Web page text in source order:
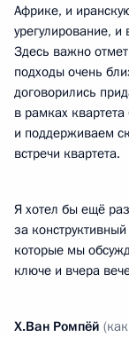
Африке, и
урегулирование,
Здесь важно
подходы очень
договорились
в рамках
и поддерживаем
встречи квартета.
Я хотел бы ещё
за
которые мы
ключе и вчера
Х.Ван Ромпёй